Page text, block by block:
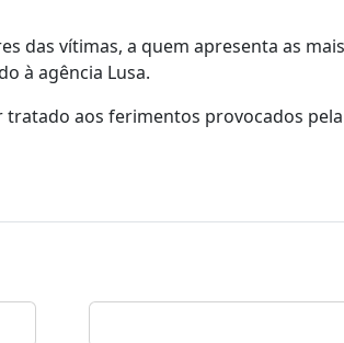
das vítimas, a quem apresenta as mais
à agência Lusa.
tratado aos ferimentos provocados pela